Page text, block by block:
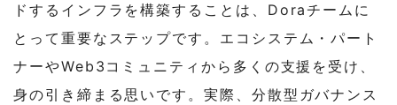
ドするインフラを構築することは、Doraチームに
とって重要なステップです。エコシステム・パート
ナーやWeb3コミュニティから多くの支援を受け、
身の引き締まる思いです。実際、分散型ガバナンス